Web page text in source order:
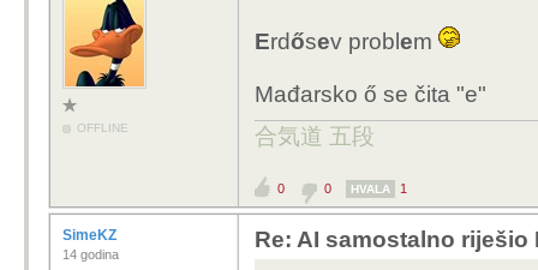
OFFLINE
Erdősev probl em
Mađarsko ő se čita "e"
合気道 五段
0 0 HVALA 1
SimeKZ
14 godina
Re: AI samostalno